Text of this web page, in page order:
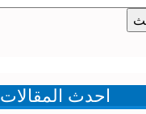
احدث المقالات